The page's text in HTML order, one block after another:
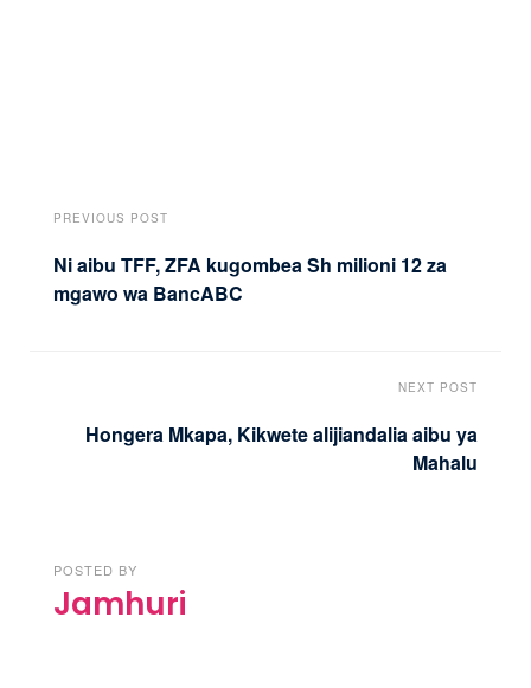
PREVIOUS POST
Ni aibu TFF, ZFA kugombea Sh milioni 12 za
mgawo wa BancABC
NEXT POST
Hongera Mkapa, Kikwete alijiandalia aibu ya
Mahalu
POSTED BY
Jamhuri